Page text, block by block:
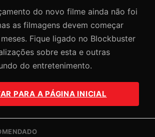
do novo filme ainda não foi
as filmagens devem começar
Fique ligado no Blockbuster
sobre esta e outras
do entretenimento.
PARA A PÁGINA INICIAL